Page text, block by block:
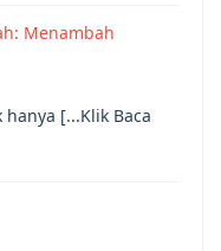
Menambah
hanya [...Klik Baca